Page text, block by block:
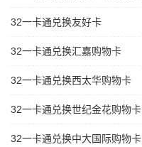
32一卡通兑换友好卡
32一卡通兑换汇嘉购物卡
32一卡通兑换西太华购物卡
32一卡通兑换世纪金花购物卡
32一卡通兑换中大国际购物卡